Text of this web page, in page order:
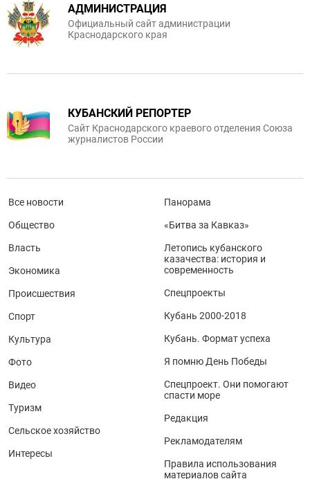
АДМИНИСТРАЦИЯ
Официальный сайт администрации
Краснодарского края
КУБАНСКИЙ РЕПОРТЕР
Сайт Краснодарского краевого отделения Союза
журналистов России
Все новости
Общество
Власть
Экономика
Происшествия
Спорт
Культура
Фото
Видео
Туризм
Сельское хозяйство
Интересы
Панорама
«Битва за Кавказ»
Летопись кубанского
казачества: история и
современность
Спецпроекты
Кубань 2000-2018
Кубань. Формат успеха
Я помню День Победы
Спецпроект. Они помогают
спасти море
Редакция
Рекламодателям
Правила использования
материалов сайта